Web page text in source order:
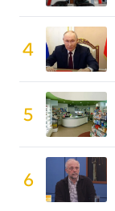
4
5
6